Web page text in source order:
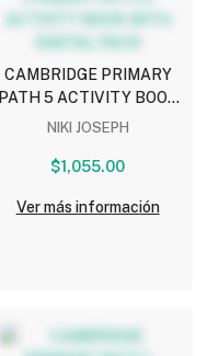
CAMBRIDGE PRIMARY
PATH 5 ACTIVITY BOOK
WITH DIGITAL PACK
NIKI JOSEPH
$1,055.00
Ver más información